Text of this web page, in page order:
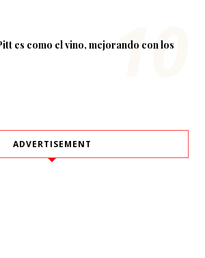
es como el vino, mejorando con los
ADVERTISEMENT